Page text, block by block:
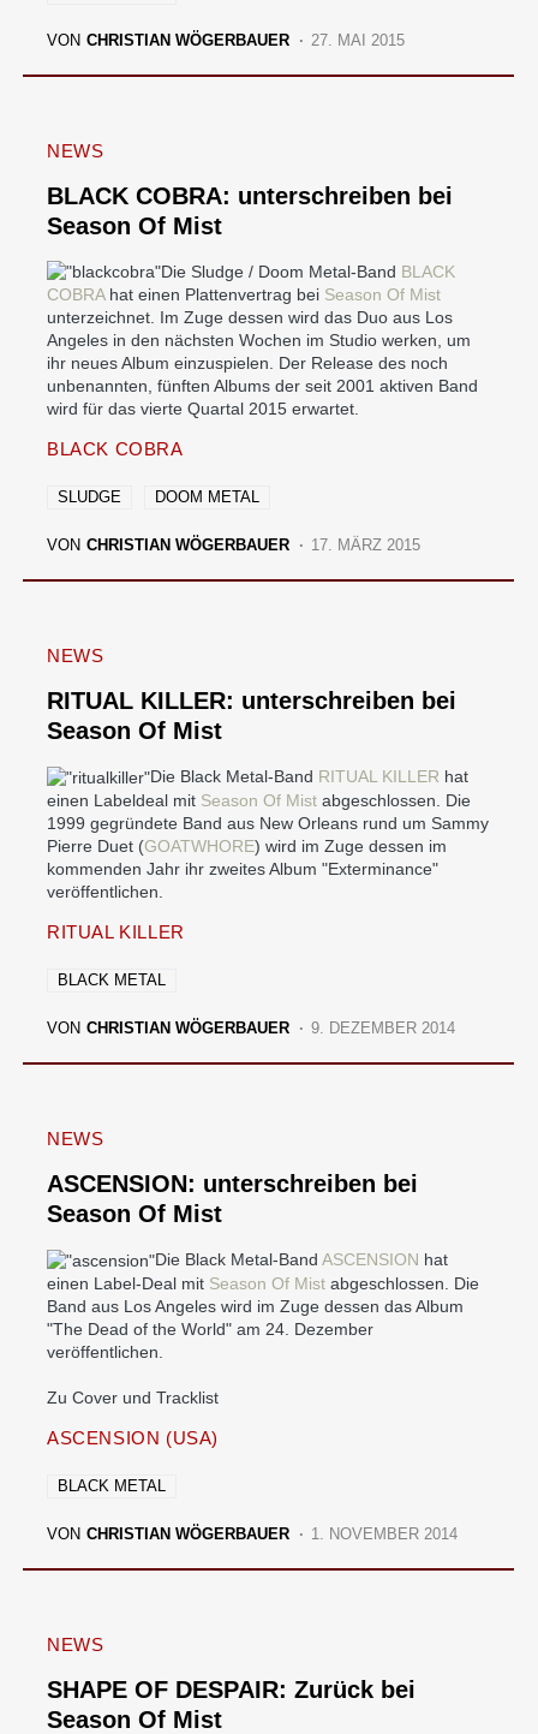
VON CHRISTIAN WÖGERBAUER 27. MAI 2015
NEWS
BLACK COBRA: unterschreiben bei
Season Of Mist
Die Sludge / Doom Metal-Band BLACK
COBRAhat einen Plattenvertrag bei Season Of Mist
unterzeichnet. Im Zuge dessen wird das Duo aus Los
Angeles in den nächsten Wochen im Studio werken, um
ihr neues Album einzuspielen. Der Release des noch
unbenannten, fünften Albums der seit 2001 aktiven Band
wird für das vierte Quartal 2015 erwartet.
BLACK COBRA
SLUDGE DOOM METAL
VON CHRISTIAN WÖGERBAUER 17. MÄRZ 2015
NEWS
RITUAL KILLER: unterschreiben bei
Season Of Mist
Die Black Metal-Band RITUAL KILLER hat
einen Labeldeal mit Season Of Mist abgeschlossen. Die
1999 gegründete Band aus New Orleans rund um Sammy
Pierre Duet (GOATWHORE) wird im Zuge dessen im
kommenden Jahr ihr zweites Album "Exterminance"
veröffentlichen.
RITUAL KILLER
BLACK METAL
VON CHRISTIAN WÖGERBAUER 9. DEZEMBER 2014
NEWS
ASCENSION: unterschreiben bei
Season Of Mist
Die Black Metal-Band ASCENSION hat
einen Label-Deal mit Season Of Mist abgeschlossen. Die
Band aus Los Angeles wird im Zuge dessen das Album
"The Dead of the World" am 24. Dezember
veröffentlichen.
Zu Cover und Tracklist
ASCENSION (USA)
BLACK METAL
VON CHRISTIAN WÖGERBAUER 1. NOVEMBER 2014
NEWS
SHAPE OF DESPAIR: Zurück bei
Season Of Mist